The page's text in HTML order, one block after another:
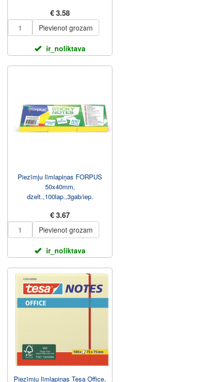
€ 3.58
Pievienot grozam
ir_noliktava
Piezīmju līmlapiņas FORPUS
50x40mm,
dzelt.,100lap.,3gab/iep.
€ 3.67
Pievienot grozam
ir_noliktava
Piezīmju līmlapiņas Tesa Office,